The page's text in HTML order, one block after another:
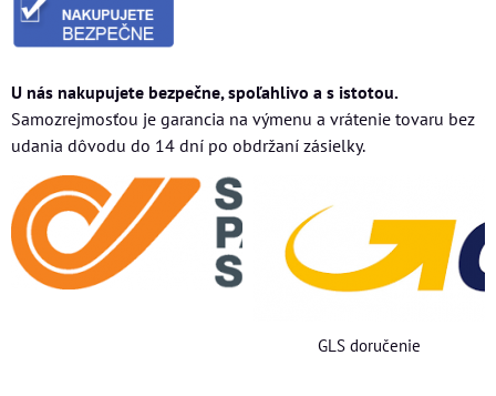
U nás nakupujete bezpečne, spoľahlivo a s istotou.
Samozrejmosťou je garancia na výmenu a vrátenie tovaru bez
udania dôvodu do 14 dní po obdržaní zásielky.
GLS doručenie